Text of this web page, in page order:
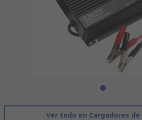
Ver todo en Cargadores